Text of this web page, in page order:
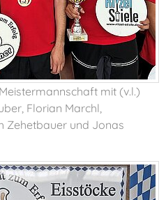
mit (v.l.)
Florian Marchl,
Zehetbauer und Jonas